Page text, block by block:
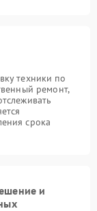
техники по
ремонт,
срока
и